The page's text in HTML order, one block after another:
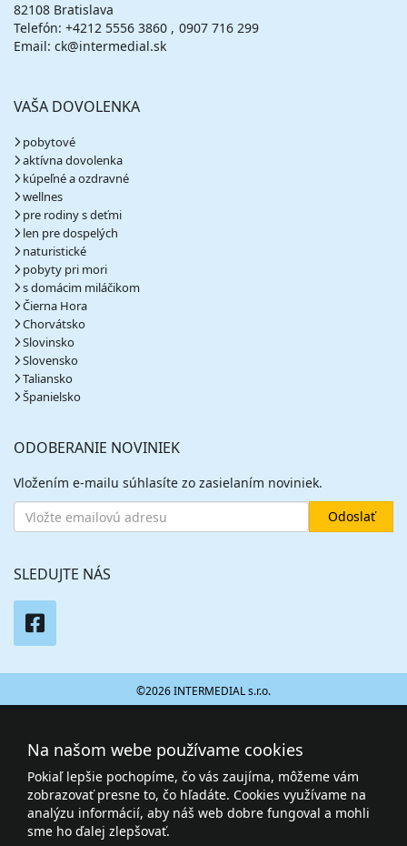
82108 Bratislava
Telefón: +4212 5556 3860
0907 716 299
Email: ck@intermedial.sk
VAŠA DOVOLENKA
pobytové
aktívna dovolenka
kúpeľné a ozdravné
wellnes
pre rodiny s deťmi
len pre dospelých
naturistické
pobyty pri mori
s domácim miláčikom
Čierna Hora
Chorvátsko
Slovinsko
Slovensko
Taliansko
Španielsko
ODOBERANIE NOVINIEK
Vložením e-mailu súhlasíte zo zasielaním noviniek.
SLEDUJTE NÁS
©2026 INTERMEDIAL s.r.o.
Na našom webe používame cookies
Pokiaľ lepšie pochopíme, čo vás zaujíma, môžeme vám
zobrazovať presne to, čo hľadáte. Cookies využívame na
analýzu informácií, aby náš web dobre fungoval a mohli
sme ho ďalej zlepšovať.